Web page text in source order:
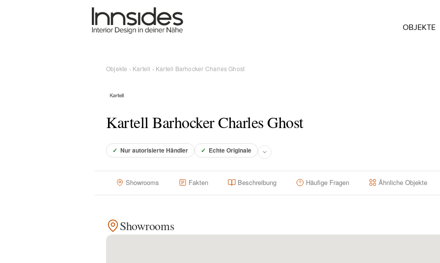
OBJEKTE
Objekte › Kartell › Kartell Barhocker Charles Ghost
Kartell Barhocker Charles Ghost
✓ Nur autorisierte Händler ✓ Echte Originale
Showrooms Fakten Beschreibung Häufige Fragen Ähnliche Objekte
Showrooms